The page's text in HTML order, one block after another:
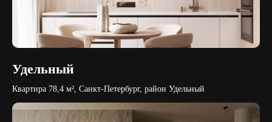
Удельный
Квартира 78,4 м², Санкт-Петербург, район Удельный